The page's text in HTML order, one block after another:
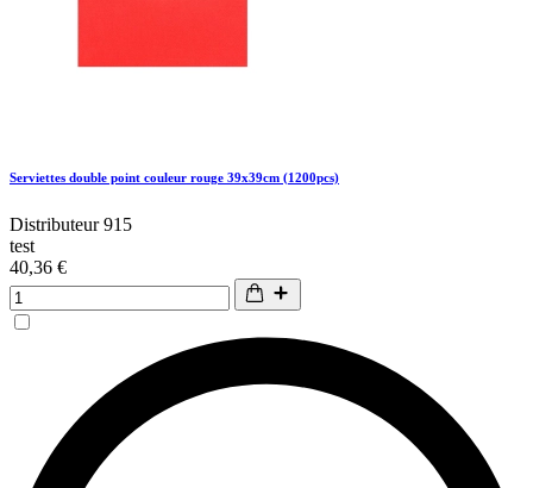
Serviettes double point couleur rouge 39x39cm (1200pcs)
Distributeur 915
test
40,36 €